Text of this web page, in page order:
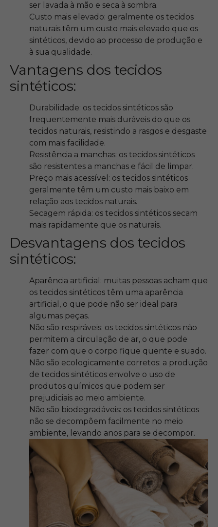
ser lavada à mão e seca à sombra.
Custo mais elevado: geralmente os tecidos
naturais têm um custo mais elevado que os
sintéticos, devido ao processo de produção e
à sua qualidade.
Vantagens dos tecidos
sintéticos:
Durabilidade: os tecidos sintéticos são
frequentemente mais duráveis do que os
tecidos naturais, resistindo a rasgos e desgaste
com mais facilidade.
Resistência a manchas: os tecidos sintéticos
são resistentes a manchas e fácil de limpar.
Preço mais acessível: os tecidos sintéticos
geralmente têm um custo mais baixo em
relação aos tecidos naturais.
Secagem rápida: os tecidos sintéticos secam
mais rapidamente que os naturais.
Desvantagens dos tecidos
sintéticos:
Aparência artificial: muitas pessoas acham que
os tecidos sintéticos têm uma aparência
artificial, o que pode não ser ideal para
algumas peças.
Não são respiráveis: os tecidos sintéticos não
permitem a circulação de ar, o que pode
fazer com que o corpo fique quente e suado.
Não são ecologicamente corretos: a produção
de tecidos sintéticos envolve o uso de
produtos químicos que podem ser
prejudiciais ao meio ambiente.
Não são biodegradáveis: os tecidos sintéticos
não se decompõem facilmente no meio
ambiente, levando anos para se decompor.